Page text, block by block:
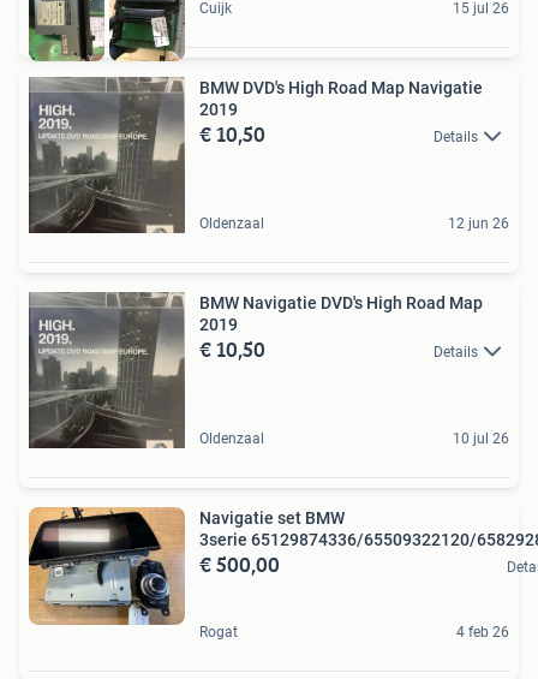
Cuijk 15 jul 26
BMW DVD's High Road Map Navigatie
2019
€ 10,50 Details
Oldenzaal 12 jun 26
BMW Navigatie DVD's High Road Map
2019
€ 10,50 Details
Oldenzaal 10 jul 26
Navigatie set BMW
3serie 65129874336/65509322120/
€ 500,00
Rogat 4 feb 26